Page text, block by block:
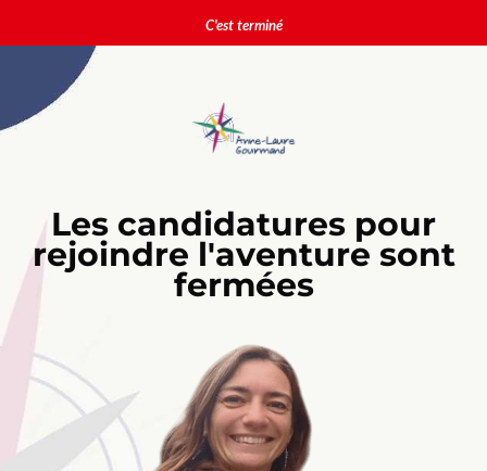
C'est terminé
Les candidatures pour
rejoindre l'aventure sont
fermées